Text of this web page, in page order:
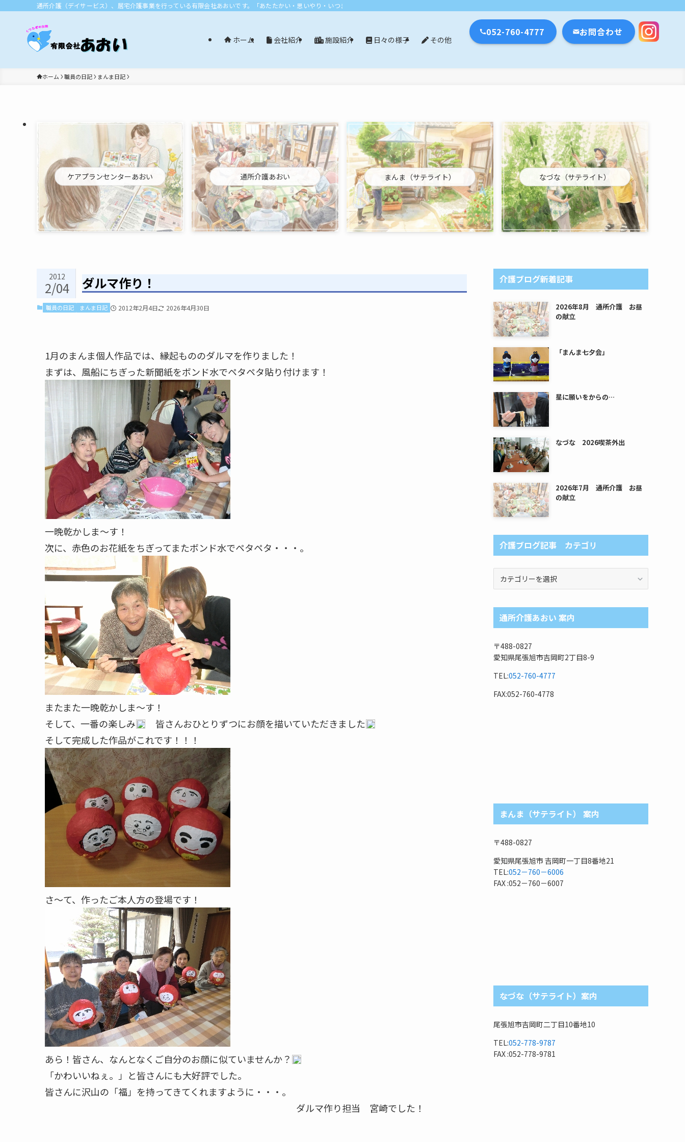
通所介護（デイサービス）、居宅介護事業を行っている有限会社あおいです。「あたたかい・思いやり・いつまでも」エリア：尾張旭市・長久手市・瀬戸市・名古屋市
ホーム 会社紹介 施設紹介 日々の様子 その他
052-760-4777 お問合わせ
ホーム 職員の日記 まんま日記
ケアプランセンターあおい 通所介護あおい まんま（サテライト） なづな（サテライト）
ダルマ作り！
2012
2/04
職員の日記 まんま日記 2012年2月4日 2026年4月30日
1月のまんま個人作品では、縁起もののダルマを作りました！
まずは、風船にちぎった新聞紙をボンド水でペタペタ貼り付けます！
一晩乾かしま～す！
次に、赤色のお花紙をちぎってまたボンド水でペタペタ・・・。
またまた一晩乾かしま～す！
そして、一番の楽しみ
皆さんおひとりずつにお顔を描いていただきました
そして完成した作品がこれです！！！
さ～て、作ったご本人方の登場です！
あら！皆さん、なんとなくご自分のお顔に似ていませんか？
「かわいいねぇ。」と皆さんにも大好評でした。
皆さんに沢山の「福」を持ってきてくれますように・・・。
ダルマ作り担当 宮崎でした！
介護ブログ新着記事
2026年8月 通所介護 お昼
の献立
「まんま七夕会」
星に願いをからの…
なづな 2026喫茶外出
2026年7月 通所介護 お昼
の献立
介護ブログ記事 カテゴリ
ロ
グ
記
カ
テ
ゴ
通所介護あおい 案内
〒488-0827
愛知県尾張旭市吉岡町2丁目8-9
TEL:052-760-4777
FAX:052-760-4778
まんま（サテライト） 案内
〒488-0827
愛知県尾張旭市 吉岡町一丁目8番地21
TEL:052－760－6006
FAX :052－760－6007
なづな（サテライト）案内
尾張旭市吉岡町二丁目10番地10
TEL:052-778-9787
FAX :052-778-9781